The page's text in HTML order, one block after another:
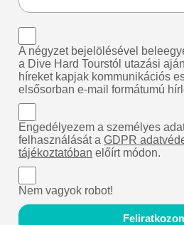
A négyzet bejelölésével
a Dive Hard Tourstól utazási
híreket kapjak kommunikációs
elsősorban e-mail formátumú
Engedélyezem a személyes
felhasználását aGDPR
tájékoztatóban előírt módon.
Nem vagyok robot!